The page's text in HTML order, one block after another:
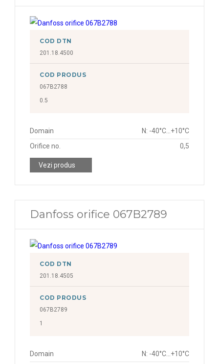
COD DTN
201.18.4500
COD PRODUS
067B2788
0.5
Domain
N: -40°C...+10°C
Orifice no.
0,5
Vezi produs
Danfoss orifice 067B2789
COD DTN
201.18.4505
COD PRODUS
067B2789
1
Domain
N: -40°C...+10°C